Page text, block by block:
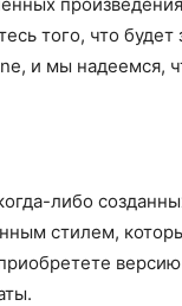
того, что
и мы надеемся,
либо
стилем,